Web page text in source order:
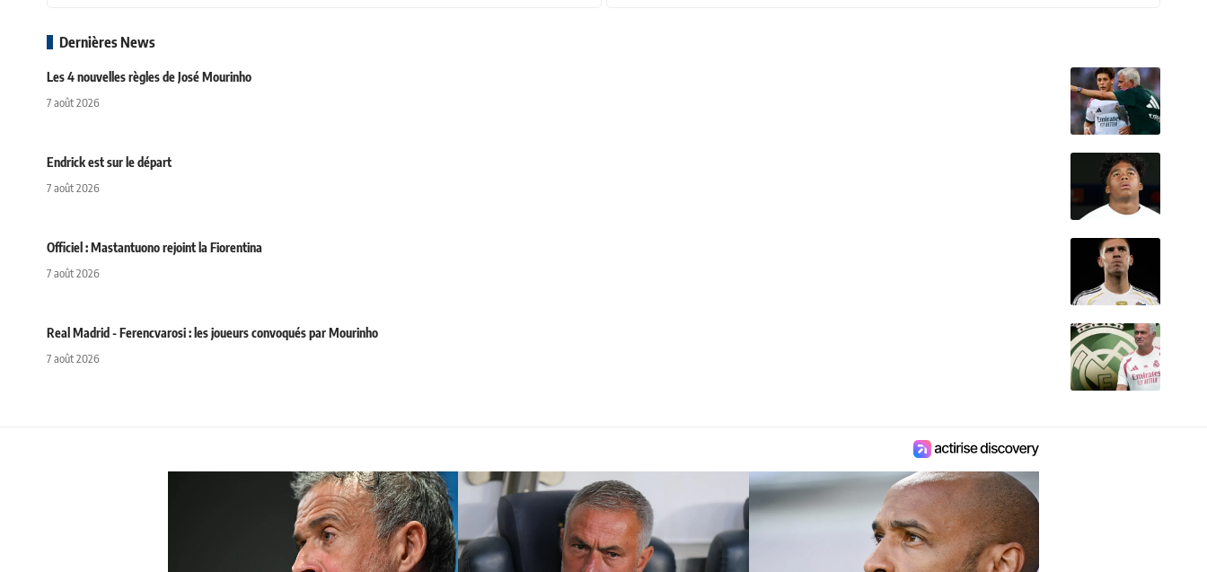
Dernières News
Les 4 nouvelles règles de José Mourinho
7 août 2026
Endrick est sur le départ
7 août 2026
Officiel : Mastantuono rejoint la Fiorentina
7 août 2026
Real Madrid - Ferencvarosi : les joueurs convoqués par Mourinho
7 août 2026